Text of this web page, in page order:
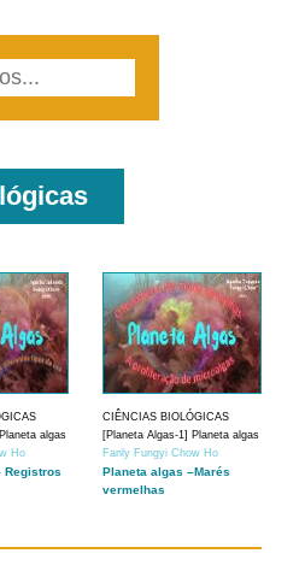
algas
Ho
Registros
CIÊNCIAS BIOLÓGICAS
[Planeta Algas-1] Planeta algas
Fanly Fungyi Chow Ho
Planeta algas –Marés
vermelhas